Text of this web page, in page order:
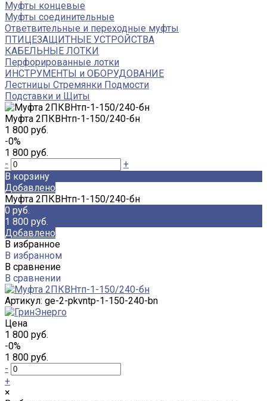
Муфты концевые
Муфты соединительные
Ответвительные и переходные муфты
ПТИЦЕЗАЩИТНЫЕ УСТРОЙСТВА
КАБЕЛЬНЫЕ ЛОТКИ
Перфорированные лотки
ИНСТРУМЕНТЫ и ОБОРУДОВАНИЕ
Лестницы Стремянки Подмости
Подставки и Щиты
Муфта 2ПКВНтп-1-150/240-бн
1 800 руб.
-0%
1 800 руб.
-
+
В корзину
Добавлено
Муфта 2ПКВНтп-1-150/240-бн
0 руб.
1 800 руб.
Добавлено
В избранное
В избранном
В сравнение
В сравнении
Артикул: ge-2-pkvntp-1-150-240-bn
Цена
1 800 руб.
-0%
1 800 руб.
-
+
×